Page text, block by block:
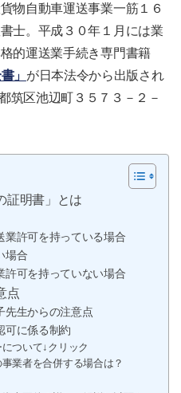
物自動車運送事業一筋１６
士。平成３０年１月には業
的運送業手続き専門書籍
」 が日本法令から出版され
筑区池辺町３５７３－２－
証明書」とは
業許可を持っている場合
場合
許可を持っていない場合
点
生からの注意点
可に係る制約
ついて↓クリック
業者を合併する場合は？